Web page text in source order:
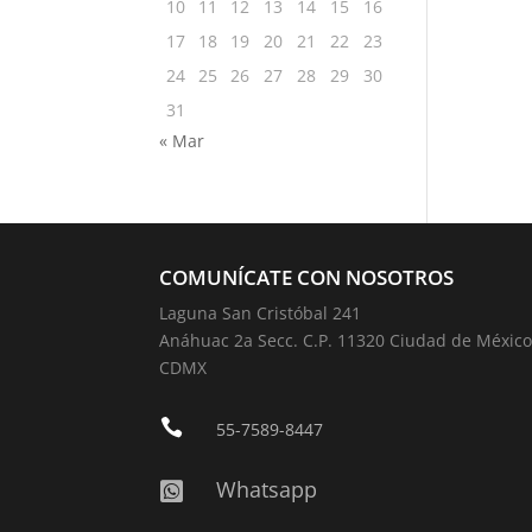
10 11 12 13 14 15
16
17
18 19 20 21 22
23
24 25 26 27 28 29
30
31
« Mar
COMUNÍCATE CON NOSOTROS
Laguna San Cristóbal 241
Anáhuac 2a Secc. C.P. 11320 Ciudad de
CDMX
 55-7589-8447
 Whatsapp